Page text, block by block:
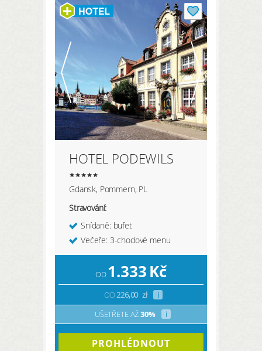
HOTEL PODEWILS
Gdansk, Pommern, PL
Stravování:
Snídaně: bufet
Večeře: 3-chodové menu
OD1.333Kč
OD226,00 zł
i
UŠETŘETE AŽ30% i
PROHLÉDNOUT